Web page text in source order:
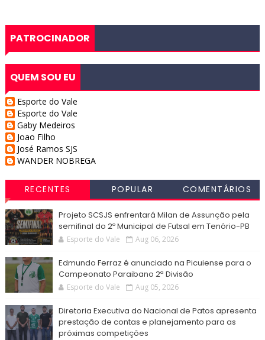
PATROCINADOR
QUEM SOU EU
Esporte do Vale
Esporte do Vale
Gaby Medeiros
Joao Filho
José Ramos SJS
WANDER NOBREGA
RECENTES POPULAR COMENTÁRIOS
Projeto SCSJS enfrentará Milan de Assunção pela
semifinal do 2º Municipal de Futsal em Tenório-PB
Esporte do Vale Aug 06, 2026
Edmundo Ferraz é anunciado na Picuiense para o
Campeonato Paraibano 2ª Divisão
Esporte do Vale Aug 05, 2026
Diretoria Executiva do Nacional de Patos apresenta
prestação de contas e planejamento para as
próximas competições